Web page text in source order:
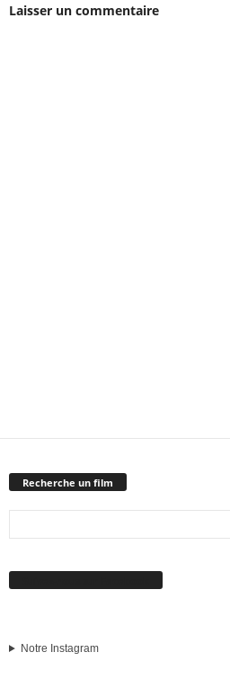
Laisser un commentaire
Recherche un film
Notre Instagram